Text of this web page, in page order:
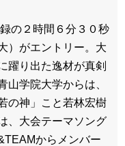
の２時間６分３０秒
）がエントリー。大
躍り出た逸材が真剣
山学院大学からは、
の神」こと若林宏樹
、大会テーマソング
からメンバー